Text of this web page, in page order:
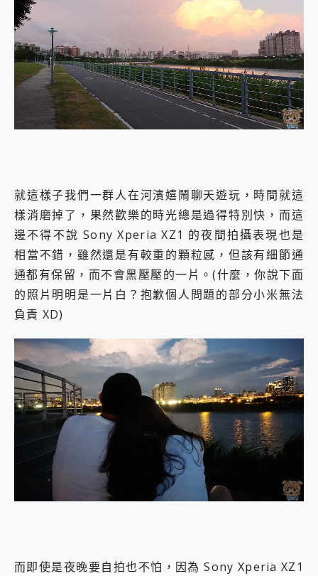
就這樣子我們一群人在河濱嬉鬧聊天遊玩，時間就這
樣消磨掉了，果然歡樂的時光總是過得特別快，而這
邊不得不說 Sony Xperia XZ1 的夜間拍攝表現也是
相當不錯，雖然還是有較重的顆粒感，但該有細節通
通都有保留，而不會黑壓壓的一片。(什麼，你說下面
的照片明明是一片白？抱歉個人問題的部分小米無法
負責 XD)
而即使是夜晚要自拍也不怕，因為 Sony Xperia XZ1